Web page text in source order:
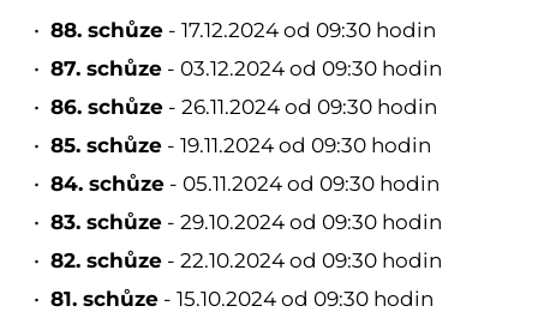
88. schůze- 17.12.2024 od 09:30 hodin
87. schůze- 03.12.2024 od 09:30 hodin
86. schůze- 26.11.2024 od 09:30 hodin
85. schůze- 19.11.2024 od 09:30 hodin
84. schůze- 05.11.2024 od 09:30 hodin
83. schůze- 29.10.2024 od 09:30 hodin
82. schůze- 22.10.2024 od 09:30 hodin
81. schůze- 15.10.2024 od 09:30 hodin